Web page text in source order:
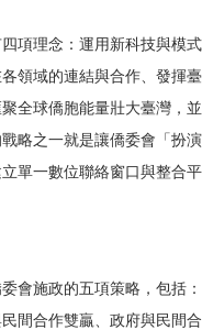
項理念：運用新科技與模式
領域的連結與合作、發揮臺
全球僑胞能量壯大臺灣，並
略之一就是讓僑委會「扮演
單一數位聯絡窗口與整合平
會施政的五項策略，包括：
間合作雙贏、政府與民間合